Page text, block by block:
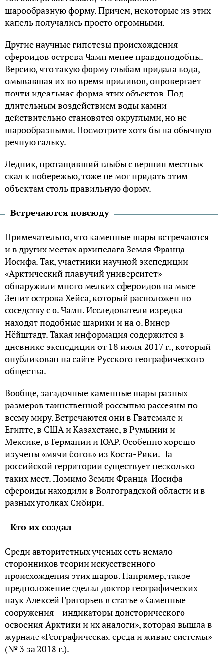
шарообразную форму. Причем, некоторые из этих
капель получались просто огромными.
Другие научные гипотезы происхождения
сфероидов острова Чамп менее правдоподобны.
Версию, что такую форму глыбам придала вода,
омывавшая их во время приливов, опровергает
почти идеальная форма этих объектов. Под
длительным воздействием воды камни
действительно становятся округлыми, но не
шарообразными. Посмотрите хотя бы на обычную
речную гальку.
Ледник, протащивший глыбы с вершин местных
скал к побережью, тоже не мог придать этим
объектам столь правильную форму.
Встречаются повсюду
Примечательно, что каменные шары встречаются
и в других местах архипелага Земля Франца-
Иосифа. Так, участники научной экспедиции
«Арктический плавучий университет»
обнаружили много мелких сфероидов на мысе
Зенит острова Хейса, который расположен по
соседству с о. Чамп. Исследователи изредка
находят подобные шарики и на о. Винер-
Нëйштадт. Такая информация содержится в
дневнике экспедиции от 18 июля 2017 г., который
опубликован на сайте Русского географического
общества.
Вообще, загадочные каменные шары разных
размеров таинственной россыпью рассеяны по
всему миру. Встречаются они в Гватемале и
Египте, в США и Казахстане, в Румынии и
Мексике, в Германии и ЮАР. Особенно хорошо
изучены «мячи богов» из Коста-Рики. На
российской территории существует несколько
таких мест. Помимо Земли Франца-Иосифа
сфероиды находили в Волгоградской области и в
разных уголках Сибири.
Кто их создал
Среди авторитетных ученых есть немало
сторонников теории искусственного
происхождения этих шаров. Например, такое
предположение сделал доктор географических
наук Алексей Григорьев в статье «Каменные
сооружения – индикаторы доисторического
освоения Арктики и их аналоги», которая вышла в
журнале «Географическая среда и живые системы»
(№ 3 за 2018 г.).